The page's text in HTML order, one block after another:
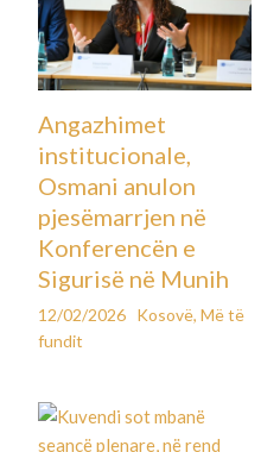
Angazhimet
institucionale,
Osmani anulon
pjesëmarrjen në
Konferencën e
Sigurisë në Munih
12/02/2026 Kosovë,Më të
fundit